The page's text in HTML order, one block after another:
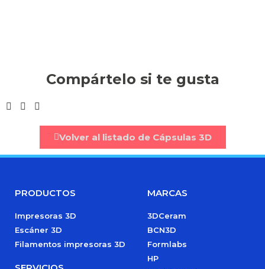
Compártelo si te gusta
Volver al listado de Cápsulas 3D
PRODUCTOS
Impresoras 3D
Escáner 3D
Filamentos impresoras 3D
MARCAS
3DCeram
BCN3D
Formlabs
HP